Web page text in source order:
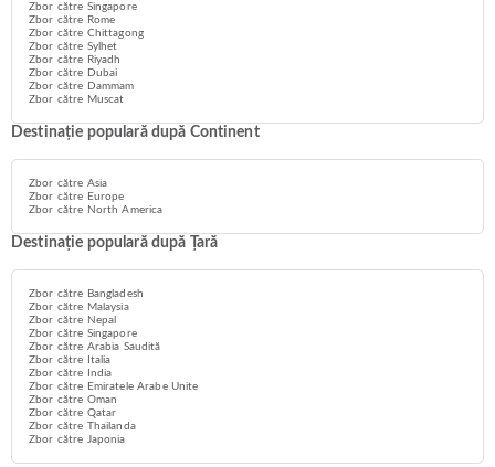
Zbor către Singapore
Zbor către Rome
Zbor către Chittagong
Zbor către Sylhet
Zbor către Riyadh
Zbor către Dubai
Zbor către Dammam
Zbor către Muscat
Destinație populară după Continent
Zbor către Asia
Zbor către Europe
Zbor către North America
Destinație populară după Țară
Zbor către Bangladesh
Zbor către Malaysia
Zbor către Nepal
Zbor către Singapore
Zbor către Arabia Saudită
Zbor către Italia
Zbor către India
Zbor către Emiratele Arabe Unite
Zbor către Oman
Zbor către Qatar
Zbor către Thailanda
Zbor către Japonia